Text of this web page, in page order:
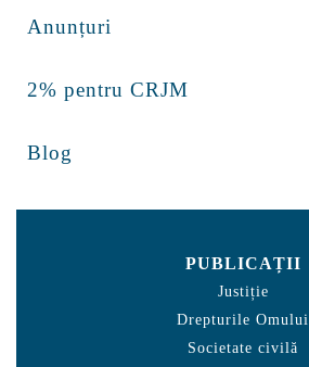
Anunțuri
2% pentru CRJM
Blog
PUBLICAȚII
Justiție
Drepturile Omului
Societate civilă